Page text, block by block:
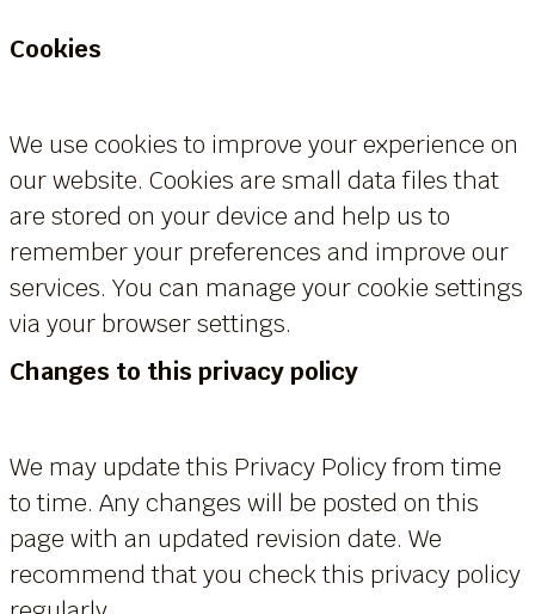
Cookies
We use cookies to improve your experience on
our website. Cookies are small data files that
are stored on your device and help us to
remember your preferences and improve our
services. You can manage your cookie settings
via your browser settings.
Changes to this privacy policy
We may update this Privacy Policy from time
to time. Any changes will be posted on this
page with an updated revision date. We
recommend that you check this privacy policy